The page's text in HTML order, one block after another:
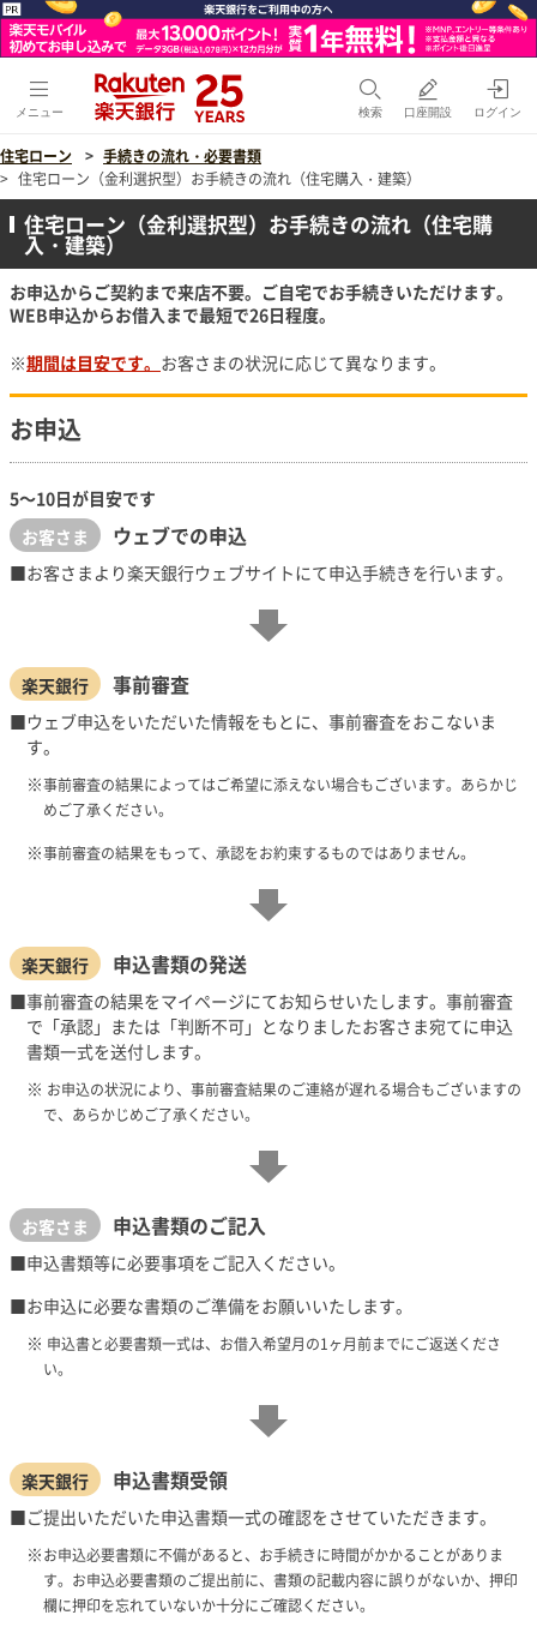
メニュー 検索 口座開設 ログイン
住宅ローン
手続きの流れ・必要書類
住宅ローン（金利選択型）お手続きの流れ（住宅購入・建築）
住宅ローン（金利選択型）お手続きの流れ（住宅購
入・建築）
お申込からご契約まで来店不要。ご自宅でお手続きいただけます。
WEB申込からお借入まで最短で26日程度。
期間は目安です。 お客さまの状況に応じて異なります。
お申込
5～10日が目安です
お客さま
ウェブでの申込
お客さまより楽天銀行ウェブサイトにて申込手続きを行います。
楽天銀行 事前審査
ウェブ申込をいただいた情報をもとに、事前審査をおこないま
す。
事前審査の結果によってはご希望に添えない場合もございます。あらかじ
めご了承ください。
事前審査の結果をもって、承認をお約束するものではありません。
楽天銀行 申込書類の発送
事前審査の結果をマイページにてお知らせいたします。事前審査
で「承認」または「判断不可」となりましたお客さま宛てに申込
書類一式を送付します。
お申込の状況により、事前審査結果のご連絡が遅れる場合もございますの
で、あらかじめご了承ください。
お客さま 申込書類のご記入
申込書類等に必要事項をご記入ください。
お申込に必要な書類のご準備をお願いいたします。
申込書と必要書類一式は、お借入希望月の1ヶ月前までにご返送くださ
い。
楽天銀行 申込書類受領
ご提出いただいた申込書類一式の確認をさせていただきます。
お申込必要書類に不備があると、お手続きに時間がかかることがありま
す。お申込必要書類のご提出前に、書類の記載内容に誤りがないか、押印
欄に押印を忘れていないか十分にご確認ください。